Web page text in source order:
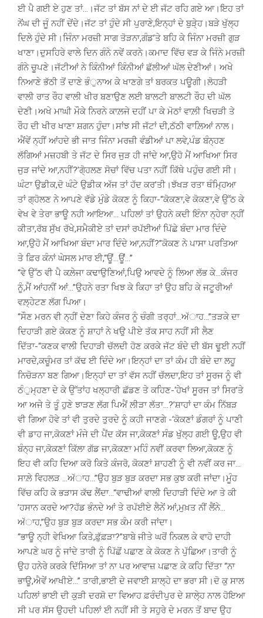
ਈ ਪੈ ਗਈ ਏ ਹੁਣ ਤਾਂ…।ਜੱਟ ਤਾਂ ਬੱਸ ਨਾਂ ਦੇ ਈ ਜੱਟ ਰਹਿ ਗਏ ਆ।ਇਹ ਤਾਂ
ਨੇਂਘ ਦੀ ਜੂੰ ਨਹੀਂ ਦੇਂਦੇ।ਜੱਟ ਤਾਂ ਹੁੰਦੇ ਸੀ ਪੁਰਾਣੇ,ਇਨ੍ਹਾਂ ਦੇ ਬੁੜੇ੍ਹ।ਬੜੇ ਖੁੱਲ੍ਹ
ਦਿਲੇ ਹੁੰਦੇ ਸੀ।ਜਿੰਨਾ ਮਰਜ਼ੀ ਸਾਗ ਤੋੜਨਾ,ਗੰਡ’ਤੇ ਬਹਿ ਕੇ ਜਿੰਨਾ ਮਰਜ਼ੀ ਗੁੜ
ਖਾਣਾ।ਦੁਸਹਿਰੇ ਵਾਲੇ ਦਿਨ ਗੰਨੇ ਨਵੇਂ ਕਰਨੇ।ਕਮਾਦ ਵਿੱਚ ਵੜ ਕੇ ਜਿੰਨੇ ਮਰਜ਼ੀ
ਗੰਨੇ ਚੂਪਣੇ।ਜੱਟੀਆਂ ਨੇ ਕਿੰਨੀਆਂ ਕਿੰਨੀਆਂ ਛੱਲੀਆਂ ਘੱਲ ਦੇਣੀਆਂ। ਅਖੇ
ਨਿਆਣੇ ਭੱਠੀ ਤੋਂ ਦਾਣੇ ਭੰੁਨਾਅ ਕੇ ਖਾਣਗੇ ਤਾਂ ਬਰਕਤ ਪਊਗੀ।ਲੋਹੜੀ
ਵਾਲੀ ਰਾਤ ਰੌਹ ਵਾਲੀ ਖੀਰ ਬਣਾਉਣ ਲਈ ਬਾਲਟੀ ਬਾਲਟੀ ਰੌਹ ਦੀ ਘੱਲ
ਦੇਣੀ।ਅਖੇ ਮਾਘੀ ਮੌਕੇ ਨਿਰਨੇ ਕਾਲ਼ਜੇ ਦਹੀਂ ਪਾ ਕੇ ਮੋਠਾਂ ਵਾਲ਼ੀ ਖਿਚੜੀ ਤੇ
ਰੌਹ ਦੀ ਖੀਰ ਖਾਣਾ ਸ਼ਗਨ ਹੁੰਦਾ।ਸਾਂਝ ਸੀ ਜੱਟਾਂ ਦੀ,ਠੱਠੀ ਵਾਲ਼ਿਆਂ ਨਾਲ।
ਐਂਵੇਂ ਨ੍ਹੀਂ ਆਂਹਦੇ ਭੀ ਜਾਤ ਜਿੰਨਾ ਮਰਜ਼ੀ ਵੰਡੀਆਂ ਪਾ ਲਵੇ,ਪੰਡ ਬੰਨ੍ਹਣ
ਲੱਗਿਆਂ ਮਜ਼ਹਬੀ ਤੇ ਜੱਟ ਦੇ ਸਿਰ ਜੁੜ ਹੀ ਜਾਂਦੇ ਆ,ਉਹੋ ਮੈਂ ਆਖਿਆ ਸਿਰ
ਜੁੜ ਜਾਂਦੇ ਆ,ਨਹੀਂ?’ਗੋ੍ਹਲਣ ਸੋਚਾਂ ਵਿੱਚ ਪਤਾ ਨਹੀਂ ਕਿੱਥੇ ਪਹੁੰਚ ਗਈ ਸੀ।
ਘੰਟਾ ਉਡੀਕ,ਦੋ ਘੰਟੇ ਉਡੀਕ ਅੱਜ ਤਾਂ ਹੱਦ ਕਰ’ਤੀ।ਝੱਖੜ ਰਤਾ ਥੰਮ੍ਹਿਆ
ਤਾਂ ਗ੍ਹੋਲਣ ਨੇ ਆਪਣੇ ਵੱਡੇ ਮੁੰਡੇ ਕੋਕਣ ਨੂੰ ਕਿਹਾ-“ਕੋਕਣਾ,ਵੇ ਕੋਕਣਾ,ਵੇ ਉੱਠ ਕੇ
ਵੇਖ ਵੇ ਤੇਰਾ ਭਾਊ ਨਹੀ ਆਇਆ… ਪਹਿਲਾਂ ਤਾਂ ਉਹਨੇ ਕਦੀ ਇੰਨਾ ਨ੍ਹੇਰਾ ਨ੍ਹੀਂ
ਕੀਤਾ,ਰੱਬ ਸੁੱਖ ਰੱਖੇ,ਸਮੈਕੀਏ ਤਾਂ ਦਸਾਂ ਰਪੱਈਆਂ ਪਿੱਛੇ ਬੰਦਾ ਮਾਰ ਦਿੰਦੇ
ਆ,ਉਹੋ ਮੈਂ ਆਖਿਆ ਬੰਦਾ ਮਾਰ ਦਿੰਦੇ ਆ,ਨਹੀਂ?”ਕੋਕਣ ਨੇ ਪਾਸਾ ਪਰਤਿਆ
ਤੇ ਫ਼ਿਰ ਕੰਨਾਂ ਘੇਸਲ ਮਾਰ ਈ,“ਊਂ…ਊਂ…”
“ਵੇ ਉੱਠ ਵੀ ਪੈ ਕਲ਼ੇਜਾ ਕਢਾਉਣਿਆਂ,ਪਿਉ ਆਵਦੇ ਨੂੰ ਲਿਆ ਲੱਭ ਕੇ…ਕੰਜਰ
ਨੂੰ,ਮੈਂ ਆਂਹਨੀਂ ਆਂ…”ਉਹਨੇ ਰਤਾ ਖਿਝ ਕੇ ਕਿਹਾ ਤਾਂ ਉਹ ਬਹਿ ਕੇ ਜਟੂਰੀਆਂ
ਵਲ਼੍ਹੇਟਣ ਲੱਗ ਪਿਆ।
“ਸੌਣ ਮਰਨ ਵੀ ਨ੍ਹੀਂ ਦੇਣਾ ਕਿਹੇ ਕੰਜਰ ਨੂੰ ਚੰਗੀ ਤਰ੍ਹਾਂ…ਅੱਾਹ…”ਤੜਕੇ ਦਾ
ਦਿਹਾੜੀ ਗਏ ਕੋਕਣ ਨੂੰ ਸ਼ਾਹਾਂ ਨੇ ਖਉ ਪੀਏ ਤੱਕ ਸਾਹ ਨਹੀਂ ਸੀ ਲੈਣ
ਦਿੱਤਾ-“ਕਣਕ ਵਾਲੀ ਦਿਹਾੜੀ ਚੱਲਦੀ ਹੋਣ ਕਰਕੇ ਜੱਟ ਬੰਦੇ ਦੀ ਬੱਸ ਢੂਈ ਨਹੀਂ
ਮਾਰਦੇ,ਕਚੂੰਮਰ ਤਾਂ ਕੱਢ ਈ ਦਿੰਦੇ ਆ।ਇਨ੍ਹਾਂ ਦਾ ਤਾਂ ਕੰਮ ਹੀ ਬੰਦੇ ਦਾ ਲਹੂ
ਨਿਚੋੜਨਾ ਬਣ ਗਿਆ।ਇਨ੍ਹਾਂ ਦਾ ਤਾਂ ਵੱਸ ਨਹੀਂ ਚੱਲਦਾ,ਇਹ ਤਾਂ ਸੂਰਜ ਨੂੰ ਵੀ
ਠੰੁਮ੍ਹਣਾ ਦੇ ਕੇ ਉੱਤਾਂਹ ਖਲ੍ਹਾਰੀ ਛੱਡਣ ਤੇ ਕਹਿਣ-‘ਹੇਖਾਂ ਸੂਰਜ ਤਾਂ ਸਿਰ’ਤੇ
ਆ ਅਜੇ ਤੇ ਤੂੰ ਹੁਣੇ ਝਾੜਣ ਲੱਗ ਪਿਐਂ ਲੀੜਾ ਲੱਤਾ…?’ਸ਼ਾਹਾਂ ਦਾ ਕੰਮ ਨਿੱਬੜ
ਵੀ ਗਿਆ ਹੋਵੇ ਤਾਂ ਵੀ ਤੁਰਦੇ ਤੁਰਦੇ ਨੂੰ ਕਹੀ ਜਾਣਗੇ -‘ਕੋਕਣਾਂ ਡੰਗਰਾਂ ਨੂੰ ਪਾਣੀ
ਵੀ ਡਾਹ ਜਾ,ਕੋਕਣਾਂ ਮੰਜੇ ਦੀ ਪੈਂਦ ਕੱਸ ਜਾ,ਕੋਕਣਾਂ ਸੰਡ ਖੁੱਲ੍ਹ ਗਈ ਊ,ਉਹ ਵੀ
ਬੰਨ੍ਹ ਜਾ,ਕੋਕਣਾਂ ਕਿੱਲਾ ਗੱਡ ਜਾ,ਕੋਕਣਾ ਮਹਿੰ ਨਵੀਂ ਕਰਵਾ ਲਿਆ,ਕੋਕਣ ਨੂੰ
ਇਹ ਵੀ ਕਹਿ ਦਿਆ ਕਰੋ ਕਿਤੇ ਕੰਜਰੋ, ਕੋਕਣਾਂ ਸ਼ਾਹਣੀ ਨੂੰ ਵੀ ਨਵੀਂ ਕਰ ਜਾ…
ਸਾਲ਼ੇ ਵਿਹਲੜ …ਅੱਾਹ…”ਉਹ ਬੁੜ ਬੁੜ ਕਰਦਾ ਸਭ ਕੁਝ ਕਰੀ ਜਾਂਦਾ।ਮੂੰਹ
ਵਿੱਚ ਕਹਿ ਕੇ ਭੜਾਸ ਕੱਢ ਲੈਂਦਾ…“ਵਾਢੀਆਂ ਵਾਲੀ ਦਿਹਾੜੀ ਦਿੰਦੇ ਆ ਤੇ ਕੀ
’ਹਸਾਨ ਕਰਦੇ ਆ?ਹੱਡ ਭੰਨਦੇ ਆਂ ਤੇ ਰਪੱਈਏ ਲੈਨੇਂ ਆਂ,ਮੁਖ਼ਤ ਨੀਂ ਲੈਂਨੇ…
ਅੱਾਹ,”ਉਹ ਬੁੜ ਬੁੜ ਕਰਦਾ ਸਭ ਕੰਮ ਕਰੀ ਜਾਂਦਾ।
“ਭਾਊ ਨ੍ਹੀ ਵੇਖਿਆ ਕਿਤੇ,ਫ਼ੁੱਫ਼ੜਾ?”ਬਾਬੇ ਜੀਤੇ ਘਰੋਂ ਨਿਕਲ ਕੇ ਵਾਹੋ ਦਾਹੀ
ਆਪਣੇ ਘਰ ਨੂੰ ਜਾਂਦੇ ਤਾਰੀ ਨੂੰ ਪਿੱਛੋਂ ਪਛਾਣ ਕੇ ਕੋਕਣ ਨੇ ਪੁੱਛਿਆ।ਤਾਰੀ ਨੂੰ
ਉਹ ਹਨੇਰੇ ਕਰਕੇ ਦਿੱਸਿਆ ਤਾਂ ਨਾ ਪਰ ਆਵਾਜ਼ ਪਛਾਣ ਕੇ ਕਹਿ ਦਿੱਤਾ “ਨਾ
ਭਾਊ,ਐਵੇਂ ਆਖੀਏ…” ਤਾਰੀ,ਭਾਈ ਦੇ ਜਵਾਈ ਸ਼ਾਲ੍ਹੇ ਦਾ ਭਰਾ ਸੀ।ਦੋ ਕੁ ਸਾਲ
ਪਹਿਲਾਂ ਭਾਈ ਦੀ ਕੁੜੀ ਦਰਸ਼ੋ ਦਾ ਵਿਆਹ ਫ਼ਰੰਦੀਪੁਰ ਦੇ ਸ਼ਾਲੇ੍ਹ ਨਾਲ ਹੋਇਆ
ਸੀ ਪਰ ਸੱਸ ਉਹਦੀ ਪਹਿਲਾਂ ਈ ਨਹੀਂ ਸੀ ਤੇ ਸਹੁਰੇ ਦੇ ਮਰਨ ਤੋਂ ਬਾਦ ਉਹ